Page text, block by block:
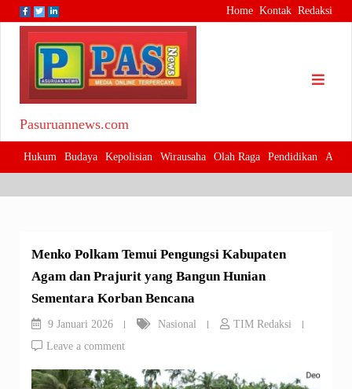
Home Kontak Redaksi
Pasuruannews.com
Hukum Budaya Kepolisian Wirausaha Olah Raga Pendidikan
Kategori:Nasional
Menko Polkam Temui Pengungsi Kabupaten
Agam dan Prajurit yang Bangun Hunian
Sementara Korban Bencana
9 Januari 2026 Nasional
TIM Redaksi
Leave a comment